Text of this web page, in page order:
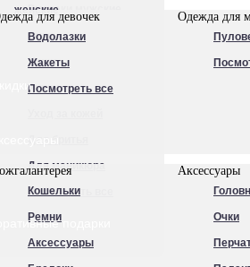
Рюкзаки мужские
Посмотреть все
женские
Очки
Ножи
Ручки
Для маникюра
Посмотреть все
для девочек
Водолазки
Жакеты
Посмотреть все
Одежда для
Кошельки
Ремни
Аксессуары
Аксессуары
Очки
подарки